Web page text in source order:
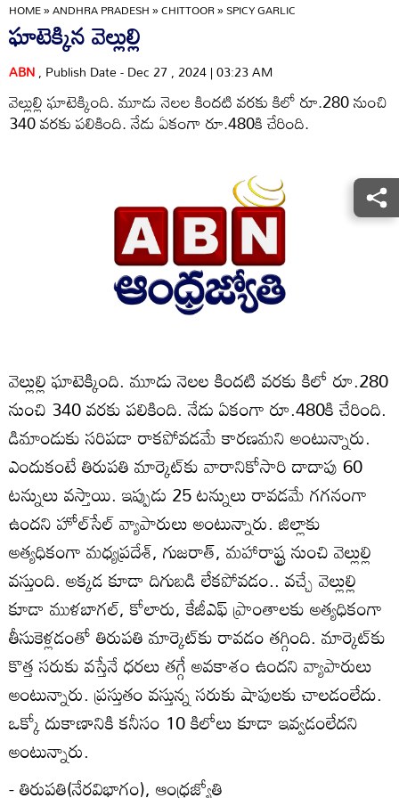
HOME»ANDHRA PRADESH»CHITTOOR»SPICY GARLIC
ఘాటెక్కిన వెల్లుల్లి
ABN, Publish Date - Dec 27 , 2024 | 03:23 AM
వెల్లుల్లి ఘాటెక్కింది. మూడు నెలల కిందటి వరకు కిలో రూ.280 నుంచి
340 వరకు పలికింది. నేడు ఏకంగా రూ.480కి చేరింది.
వెల్లుల్లి ఘాటెక్కింది. మూడు నెలల కిందటి వరకు కిలో రూ.280
నుంచి 340 వరకు పలికింది. నేడు ఏకంగా రూ.480కి చేరింది.
డిమాండుకు సరిపడా రాకపోవడమే కారణమని అంటున్నారు.
ఎందుకంటే తిరుపతి మార్కెట్‌కు వారానికోసారి దాదాపు 60
టన్నులు వస్తాయి. ఇప్పుడు 25 టన్నులు రావడమే గగనంగా
ఉందని హోల్‌సేల్‌ వ్యాపారులు అంటున్నారు. జిల్లాకు
అత్యధికంగా మధ్యప్రదేశ్‌, గుజరాత్‌, మహారాష్ట్ర నుంచి వెల్లుల్లి
వస్తుంది. అక్కడ కూడా దిగుబడి లేకపోవడం.. వచ్చే వెల్లుల్లి
కూడా ముళబాగల్‌, కోలారు, కేజీఎఫ్‌ ప్రాంతాలకు అత్యధికంగా
తీసుకెళ్లడంతో తిరుపతి మార్కెట్‌కు రావడం తగ్గింది. మార్కెట్‌కు
కొత్త సరుకు వస్తేనే ధరలు తగ్గే అవకాశం ఉందని వ్యాపారులు
అంటున్నారు. ప్రస్తుతం వస్తున్న సరుకు షాపులకు చాలడంలేదు.
ఒక్కో దుకాణానికి కనీసం 10 కిలోలు కూడా ఇవ్వడంలేదని
అంటున్నారు.
- తిరుపతి(నేరవిభాగం), ఆంధ్రజ్యోతి